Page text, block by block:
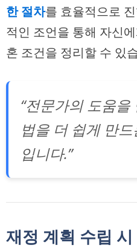
한 절차를 효율적으로
적인 조언을 통해 자신
혼 조건을 정리할 수 있
“전문가의 도움
법을 더 쉽게 만
입니다.”
재정 계획 수립